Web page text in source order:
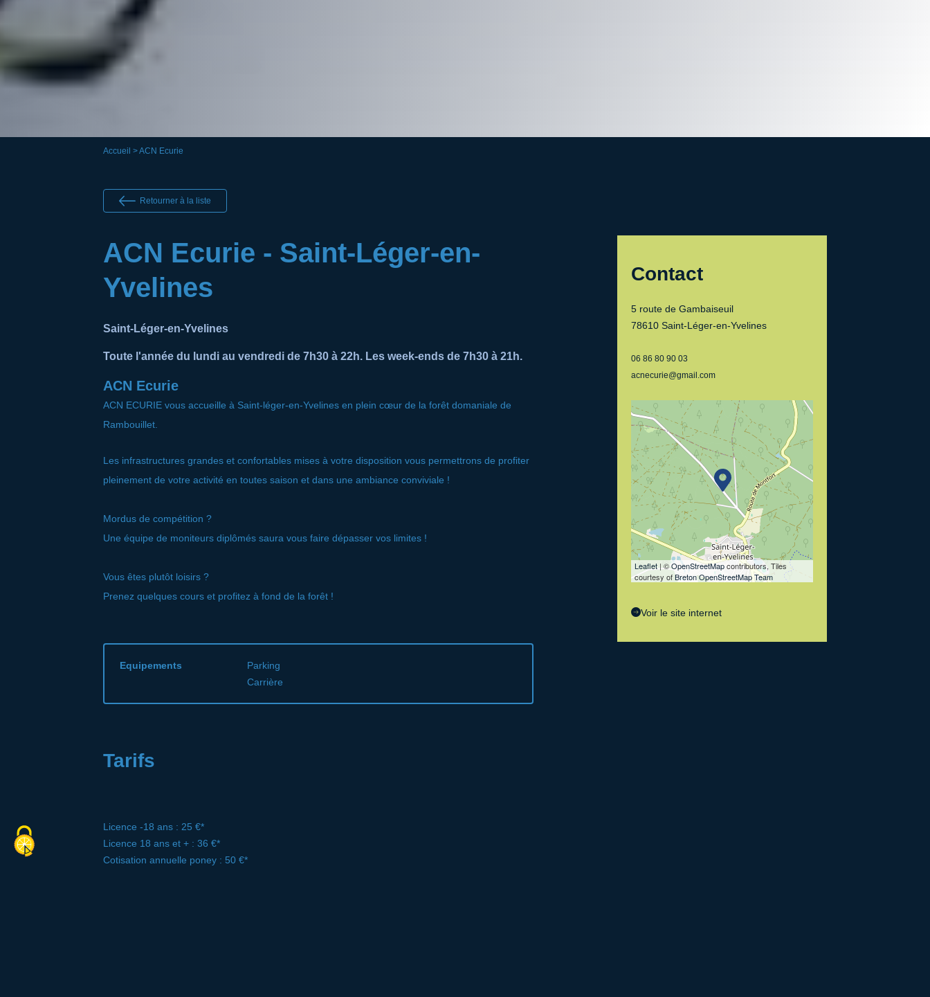
Accueil > ACN Ecurie
Retourner à la liste
ACN Ecurie - Saint-Léger-en-
Yvelines
Saint-Léger-en-Yvelines
Toute l'année du lundi au vendredi de 7h30 à 22h. Les week-ends de 7h30 à 21h.
ACN Ecurie
ACN ECURIE vous accueille à Saint-léger-en-Yvelines en plein cœur de la forêt domaniale de
Rambouillet.
Les infrastructures grandes et confortables mises à votre disposition vous permettrons de profiter
pleinement de votre activité en toutes saison et dans une ambiance conviviale !
Mordus de compétition ?
Une équipe de moniteurs diplômés saura vous faire dépasser vos limites !
Vous êtes plutôt loisirs ?
Prenez quelques cours et profitez à fond de la forêt !
Equipements
Parking
Carrière
Tarifs
Licence -18 ans : 25 €*
Licence 18 ans et + : 36 €*
Cotisation annuelle poney : 50 €*
Contact
5 route de Gambaiseuil
78610 Saint-Léger-en-Yvelines
06 86 80 90 03
acnecurie@gmail.com
Leaflet| ©OpenStreetMapcontributors, Tiles
courtesy ofBreton OpenStreetMap Team
Voir le site internet